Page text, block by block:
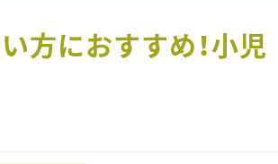
方におすすめ！小児